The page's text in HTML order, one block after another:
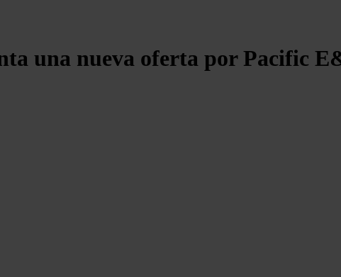
una nueva oferta por Pacific